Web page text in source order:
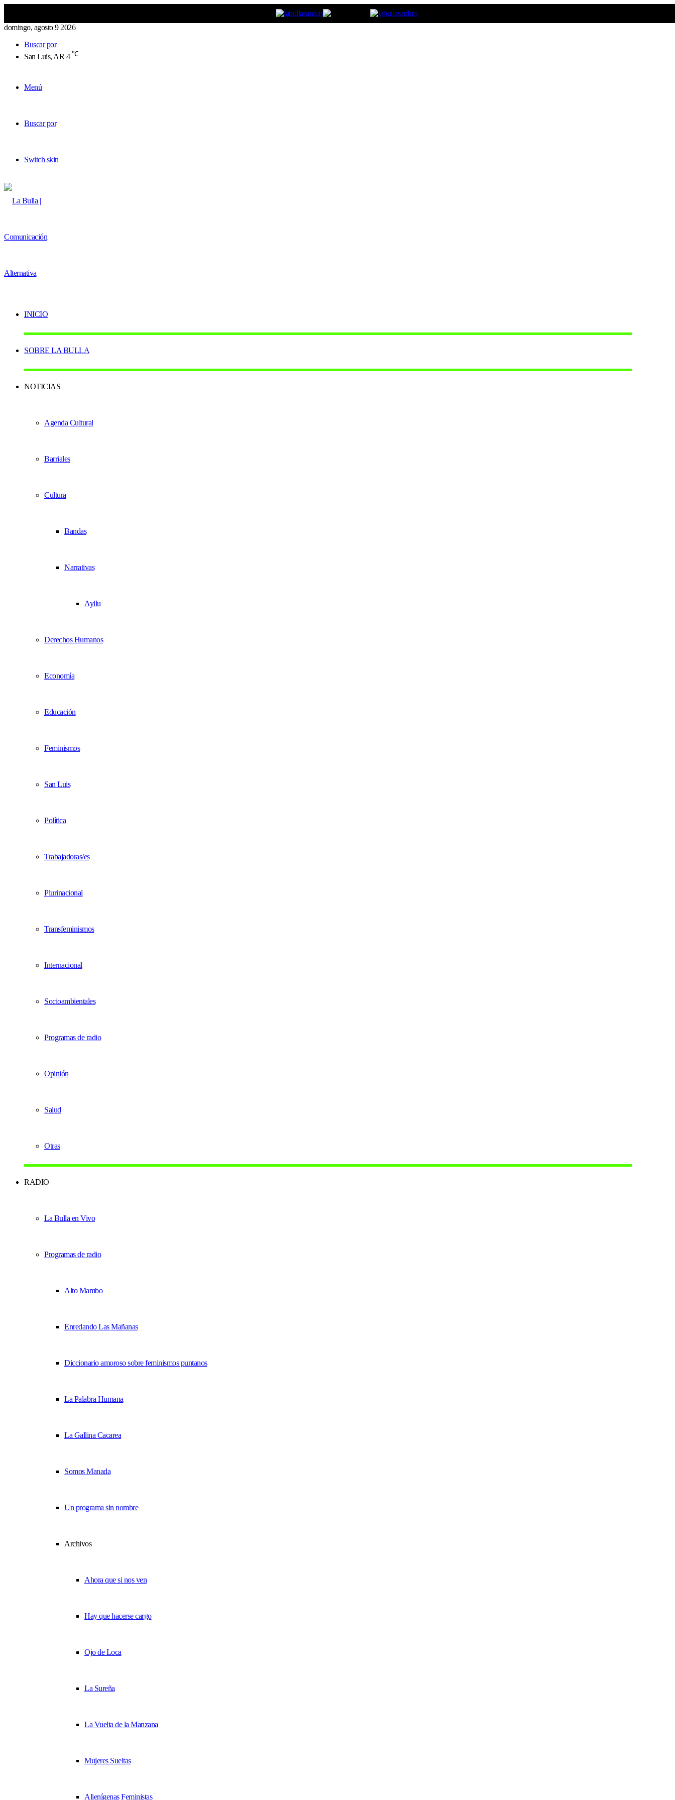
domingo, agosto 9 2026
Buscar por
San Luis, AR 4 ℃
Menú
Buscar por
Switch skin
INICIO
SOBRE LA BULLA
NOTICIAS
Agenda Cultural
Barriales
Cultura
Bandas
Narrativas
Ayllu
Derechos Humanos
Economía
Educación
Feminismos
San Luis
Política
Trabajadoras/es
Plurinacional
Transfeminismos
Internacional
Socioambientales
Programas de radio
Opinión
Salud
Otras
RADIO
La Bulla en Vivo
Programas de radio
Alto Mambo
Enredando Las Mañanas
Diccionario amoroso sobre feminismos puntanos
La Palabra Humana
La Gallina Cacarea
Somos Manada
Un programa sin nombre
Archivos
Ahora que si nos ven
Hay que hacerse cargo
Ojo de Loca
La Sureña
La Vuelta de la Manzana
Mujeres Sueltas
Alienígenas Feministas